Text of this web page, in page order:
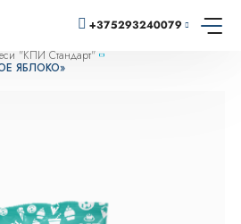
+375293240079
"КПИ Стандарт"
ЯБЛОКО»